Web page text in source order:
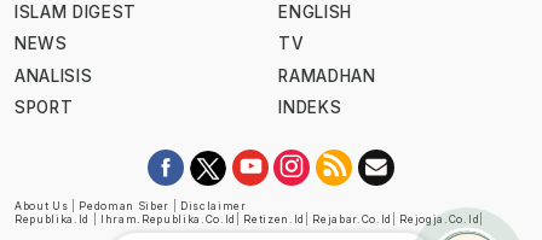
ISLAM DIGEST
NEWS
ANALISIS
SPORT
ENGLISH
TV
RAMADHAN
INDEKS
About Us Pedoman Siber
Disclaimer
Republika.id
Ihram.republika.co.id Retizen.id Rejabar.co.id Rejogja.co.id